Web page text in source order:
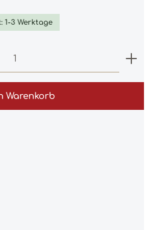
1-3 Werktage
den gewünschten Wert
Warenkorb